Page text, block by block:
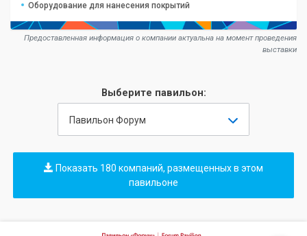
Оборудование для нанесения покрытий
Предоставленная информация о компании актуальна на момент проведения
выставки
Выберите павильон:
Павильон Форум
Показать 180 компаний, размещенных в этом
павильоне